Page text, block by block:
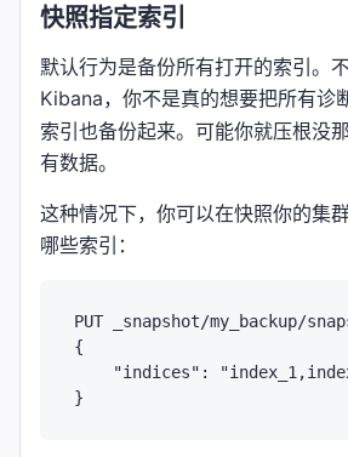
快照指定索引
默认行为是备份所有打开的索引。
Kibana，你不是真的想要把所有诊
索引也备份起来。可能你就压根没
有数据。
这种情况下，你可以在快照你的集
哪些索引：
PUT _snapshot/my_backup/
{
"indices":